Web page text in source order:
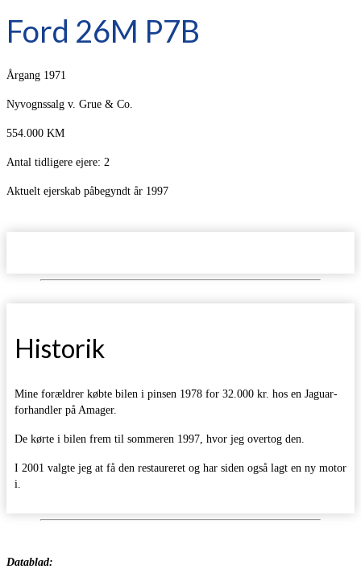
Ford 26M P7B
Årgang 1971
Nyvognssalg v. Grue & Co.
554.000 KM
Antal tidligere ejere: 2
Aktuelt ejerskab påbegyndt år 1997
Historik
Mine forældrer købte bilen i pinsen 1978 for 32.000 kr. hos en Jaguar-
forhandler på Amager.
De kørte i bilen frem til sommeren 1997, hvor jeg overtog den.
I 2001 valgte jeg at få den restaureret og har siden også lagt en ny motor
i.
Datablad: